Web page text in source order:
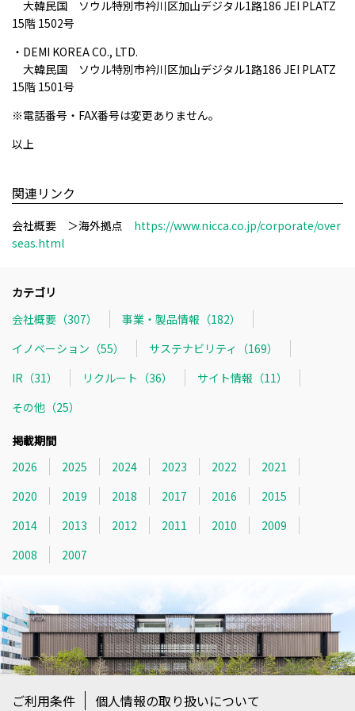
大韓民国 ソウル特別市衿川区加山デジタル1路186 JEI PLATZ
15階 1502号
・DEMI KOREA CO., LTD.
大韓民国 ソウル特別市衿川区加山デジタル1路186 JEI PLATZ
15階 1501号
※電話番号・FAX番号は変更ありません。
以上
関連リンク
会社概要 ＞海外拠点 https://www.nicca.co.jp/corporate/over
seas.html
カテゴリ
会社概要（307）
事業・製品情報（182）
イノベーション（55）
サステナビリティ（169）
IR（31）
リクルート（36）
サイト情報（11）
その他（25）
掲載期間
2026
2025 2024 2023 2022
2021
2020
2019 2018 2017 2016
2015
2014
2013 2012 2011 2010
2009
2008
2007
ご利用条件 個人情報の取り扱いについて